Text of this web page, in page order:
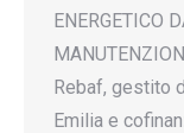
ENERGETICO
Rebaf, gestito
Emilia e